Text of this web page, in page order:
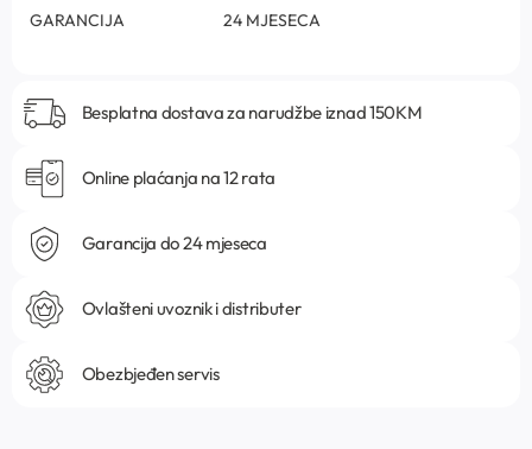
GARANCIJA
24 MJESECA
Besplatna dostava za narudžbe iznad 150KM
Online plaćanja na 12 rata
Garancija do 24 mjeseca
Ovlašteni uvoznik i distributer
Obezbjeđen servis